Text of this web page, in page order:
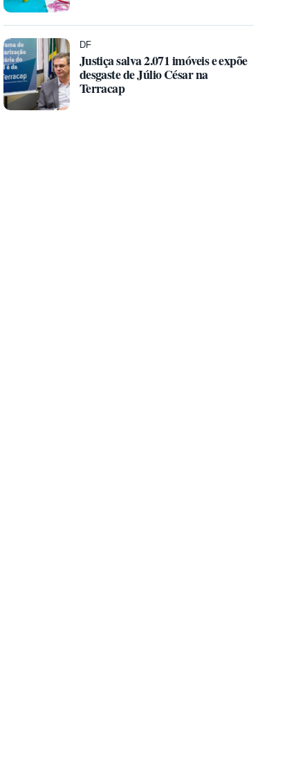
DF
Justiça salva 2.071 imóveis e expõe
desgaste de Júlio César na
Terracap